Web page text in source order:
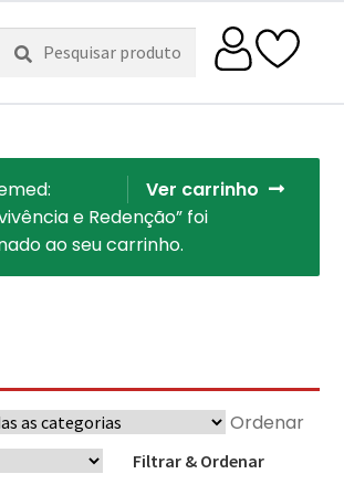
por:
Pesquisa
Ver carrinho
e Redenção” foi
ao seu carrinho.
Ordenar
Filtrar & Ordenar